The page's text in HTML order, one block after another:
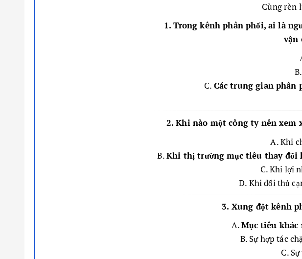
Cùng rèn
1. Trong kênh phân phối, ai là
vận
C. Các trung gian phân
2. Khi nào một công ty nên
A. Khi
B.Khi thị trường mục tiêu thay đổi
C. Khi lợi
D. Khi đối thủ
3. Xung đột kênh
A.Mục tiêu khác
B. Sự hợp tác
C.